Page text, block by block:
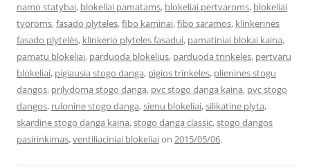
namo statybai, blokeliai pamatams, blokeliai pertvaroms, blokeliai
tvoroms,fasado plyteles,fibo kaminai,fibo saramos, klinkerinės
fasado plytelės, klinkerio plyteles fasadui, pamatiniai blokai kaina,
pamatu blokeliai, parduoda blokelius, parduoda trinkeles, pertvaru
blokeliai, pigiausia stogo danga, pigios trinkeles, plienines stogu
dangos, prilydoma stogo danga, pvc stogo danga kaina, pvc stogo
dangos, rulonine stogo danga,sienu blokeliai,silikatine plyta,
skardine stogo danga kaina,stogo danga classic,stogo dangos
pasirinkimas,ventiliaciniai blokeliaion 2015/05/06.